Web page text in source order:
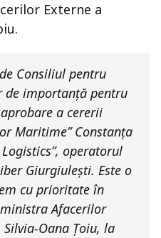
Externe a
Consiliul pentru
importanță pentru
a cererii
Maritime” Constanța
operatorul
Giurgiulești. Este o
cu prioritate în
Afacerilor
Oana Țoiu, la